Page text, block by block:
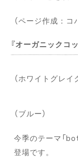
（ページ作成：コ
オーガニックコ
（ホワイトグレイ
（ブルー）
今季のテーマ「
登場です。